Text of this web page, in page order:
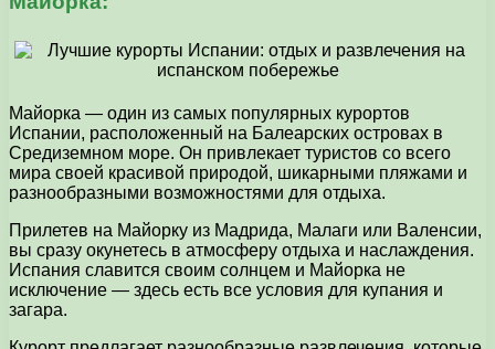
Майорка — один из самых популярных курортов
Испании, расположенный на Балеарских островах в
Средиземном море. Он привлекает туристов со всего
мира своей красивой природой, шикарными пляжами и
разнообразными возможностями для отдыха.
Прилетев на Майорку из Мадрида, Малаги или Валенсии,
вы сразу окунетесь в атмосферу отдыха и наслаждения.
Испания славится своим солнцем и Майорка не
исключение — здесь есть все условия для купания и
загара.